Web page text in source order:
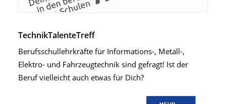
TechnikTalenteTreff
Berufsschullehrkräfte für Informations-, Metall-,
Elektro- und Fahrzeugtechnik sind gefragt! Ist der
Beruf vielleicht auch etwas für Dich?